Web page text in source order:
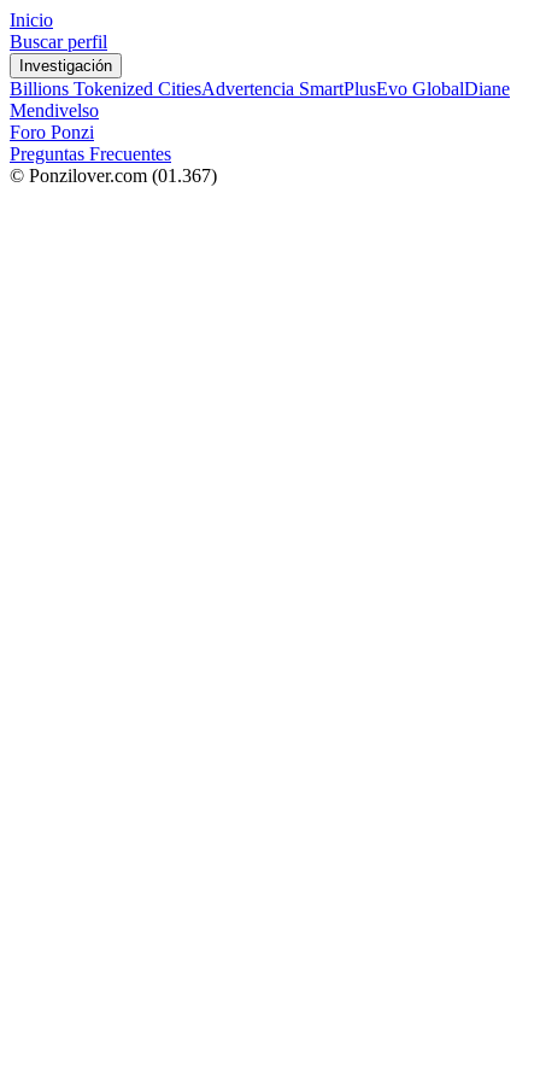
Inicio
Buscar perfil
Investigación
Billions Tokenized CitiesAdvertencia SmartPlusEvo GlobalDiane
Mendivelso
Foro Ponzi
Preguntas Frecuentes
© Ponzilover.com (01.367)